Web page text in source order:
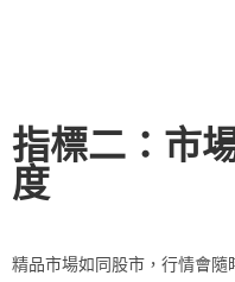
指標二：市
度
精品市場如同股市，行情會